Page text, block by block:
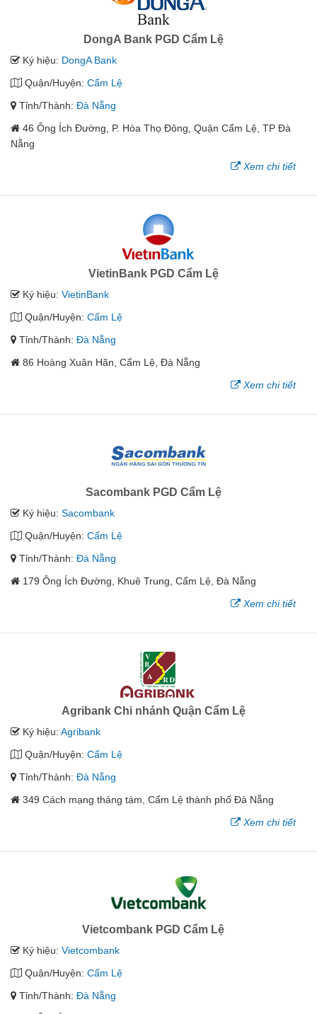
DongA Bank PGD Cẩm Lệ
Ký hiệu: DongA Bank
Quận/Huyện: Cẩm Lệ
Tỉnh/Thành: Đà Nẵng
46 Ông Ích Đường, P. Hòa Thọ Đông, Quận Cẩm Lệ, TP Đà
Nẵng
Xem chi tiết
VietinBank PGD Cẩm Lệ
Ký hiệu: VietinBank
Quận/Huyện: Cẩm Lệ
Tỉnh/Thành: Đà Nẵng
86 Hoàng Xuân Hãn, Cẩm Lệ, Đà Nẵng
Xem chi tiết
Sacombank PGD Cẩm Lệ
Ký hiệu: Sacombank
Quận/Huyện: Cẩm Lệ
Tỉnh/Thành: Đà Nẵng
179 Ông Ích Đường, Khuê Trung, Cẩm Lệ, Đà Nẵng
Xem chi tiết
Agribank Chi nhánh Quận Cẩm Lệ
Ký hiệu: Agribank
Quận/Huyện: Cẩm Lệ
Tỉnh/Thành: Đà Nẵng
349 Cách mạng tháng tám, Cẩm Lệ thành phố Đà Nẵng
Xem chi tiết
Vietcombank PGD Cẩm Lệ
Ký hiệu: Vietcombank
Quận/Huyện: Cẩm Lệ
Tỉnh/Thành: Đà Nẵng